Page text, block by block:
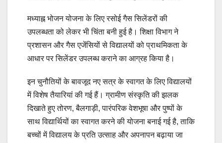
मध्याह्न भोजन योजना के लिए रसोई गैस सिलेंडरों की
उपलब्धता को लेकर भी चिंता बनी हुई है। शिक्षा विभाग ने
प्रशासन और गैस एजेंसियों से विद्यालयों को प्राथमिकता के
आधार पर सिलेंडर उपलब्ध कराने का आग्रह किया है।
इन चुनौतियों के बावजूद नए सत्र के स्वागत के लिए विद्यालयों
में विशेष तैयारियां की गई हैं। ग्रामीण संस्कृति की झलक
दिखाते हुए तोरण, बैलगाड़ी, पारंपरिक वेशभूषा और पुष्पों के
साथ विद्यार्थियों का स्वागत करने की योजना बनाई गई है, ताकि
बच्चों में विद्यालय के प्रति उत्साह और अपनापन बढ़ाया जा